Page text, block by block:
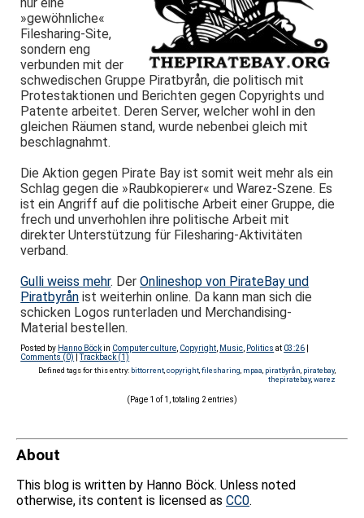
»gewöhnliche«
Filesharing-Site,
sondern eng
verbunden mit der
schwedischen Gruppe Piratbyrån, die politisch mit
Protestaktionen und Berichten gegen Copyrights und
Patente arbeitet. Deren Server, welcher wohl in den
gleichen Räumen stand, wurde nebenbei gleich mit
beschlagnahmt.
Die Aktion gegen Pirate Bay ist somit weit mehr als ein
Schlag gegen die »Raubkopierer« und Warez-Szene. Es
ist ein Angriff auf die politische Arbeit einer Gruppe, die
frech und unverhohlen ihre politische Arbeit mit
direkter Unterstützung für Filesharing-Aktivitäten
verband.
Gulli weiss mehr. DerOnlineshop von PirateBay und
Piratbyrån ist weiterhin online. Da kann man sich die
schicken Logos runterladen und Merchandising-
Material bestellen.
Posted by Hanno Böckin Computer culture Copyright Music Politics at 03:26
Comments (0)
|Trackback (1)
Defined tags for this entry: bittorrent, copyright, filesharing mpaa piratbyrån piratebay,
thepiratebay,warez
(Page 1 of 1, totaling 2 entries)
About
This blog is written by Hanno Böck. Unless noted
otherwise, its content is licensed as CC0.